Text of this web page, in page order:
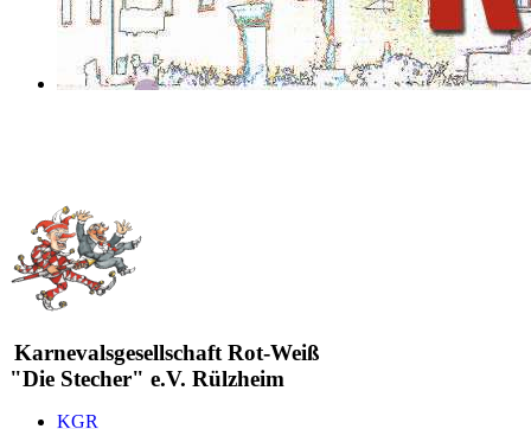
Karnevalsgesellschaft Rot-Weiß
"Die Stecher" e.V. Rülzheim
KGR